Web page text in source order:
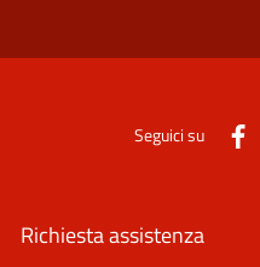
Seguici su
Richiesta assistenza